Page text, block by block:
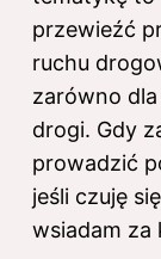
przewieźć
ruchu
zarówno
drogi. Gdy
prowadzić
jeśli czuję
wsiadam za